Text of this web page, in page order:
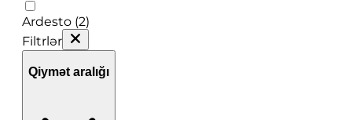
Ardesto (2)
Filtrlər
Qiymət aralığı